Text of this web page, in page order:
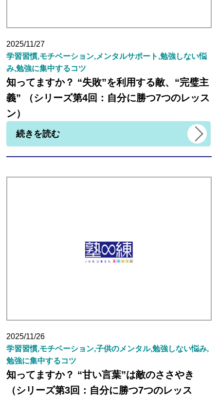
2025/11/27
学習習慣,モチベーション,メンタルサポート,勉強しない悩
み,勉強に集中するコツ
知ってますか？ “失敗”を利用する敵、“完璧主
義” （シリーズ第4回：自分に勝つ7つのレッス
ン）
続きを読む
2025/11/26
学習習慣,モチベーション,子供のメンタル,勉強しない悩み,
勉強に集中するコツ
知ってますか？ “甘い言葉”は敵のささやき
（シリーズ第3回：自分に勝つ7つのレッス